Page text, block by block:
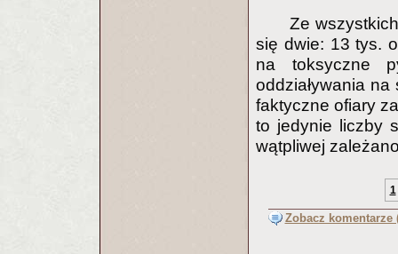
Ze
się dwie: 13 tys.
na toksyczne
oddziaływania
faktyczne ofiary
to jedynie liczby
wątpliwej
1
Zobacz komentarze